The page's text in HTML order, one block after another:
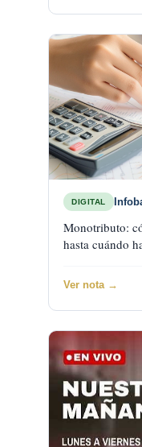
DIGITAL
Monotributo:
hasta cuándo
Ver nota →